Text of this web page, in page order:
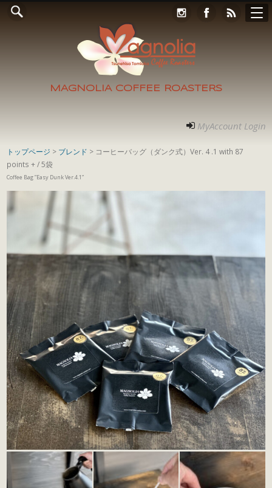
MAGNOLIA COFFEE ROASTERS
ホーム
ご案内
Online Store
フォト
アクセス
コンタクト
RECRUIT
MyAccount Login
MyAccount Login
トップページ > ブレンド > コーヒーバッグ（ダンク式）Ver. 4 .1 with 87
points + / 5袋
Coffee Bag ”Easy Dunk Ver.4.1”